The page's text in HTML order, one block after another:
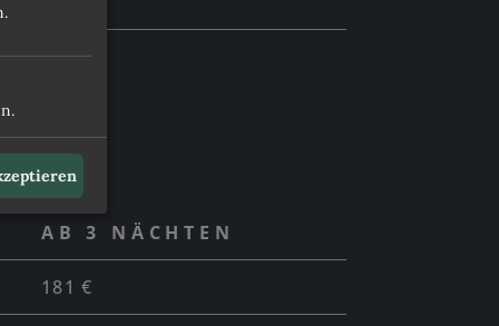
& WEIN
UND FAQS
BUCHEN
AB 3 NÄCHTEN
181 €